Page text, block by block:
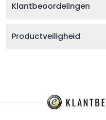
Klantbeoordelingen
Productveiligheid